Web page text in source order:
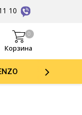
10
0
Корзина
Parker